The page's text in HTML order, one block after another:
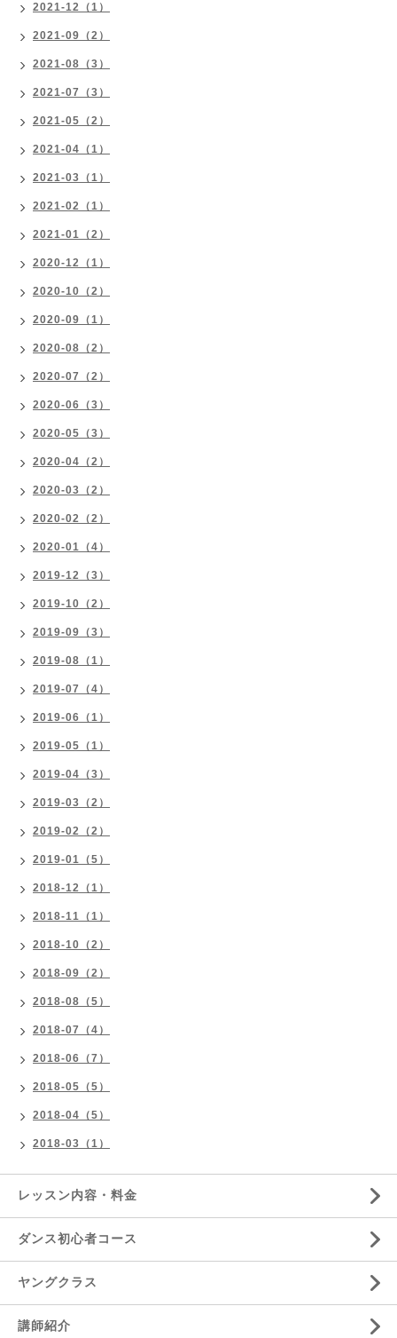
2021-12（1）
2021-09（2）
2021-08（3）
2021-07（3）
2021-05（2）
2021-04（1）
2021-03（1）
2021-02（1）
2021-01（2）
2020-12（1）
2020-10（2）
2020-09（1）
2020-08（2）
2020-07（2）
2020-06（3）
2020-05（3）
2020-04（2）
2020-03（2）
2020-02（2）
2020-01（4）
2019-12（3）
2019-10（2）
2019-09（3）
2019-08（1）
2019-07（4）
2019-06（1）
2019-05（1）
2019-04（3）
2019-03（2）
2019-02（2）
2019-01（5）
2018-12（1）
2018-11（1）
2018-10（2）
2018-09（2）
2018-08（5）
2018-07（4）
2018-06（7）
2018-05（5）
2018-04（5）
2018-03（1）
レッスン内容・料金
ダンス初心者コース
ヤングクラス
講師紹介